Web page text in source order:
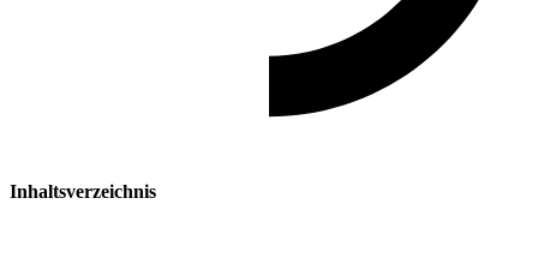
Inhaltsverzeichnis